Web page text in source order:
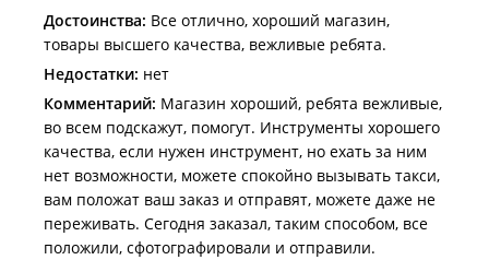
Достоинства: Все отлично, хороший магазин,
товары высшего качества, вежливые ребята.
Недостатки: нет
Комментарий: Магазин хороший, ребята вежливые,
во всем подскажут, помогут. Инструменты хорошего
качества, если нужен инструмент, но ехать за ним
нет возможности, можете спокойно вызывать такси,
вам положат ваш заказ и отправят, можете даже не
переживать. Сегодня заказал, таким способом, все
положили, сфотографировали и отправили.